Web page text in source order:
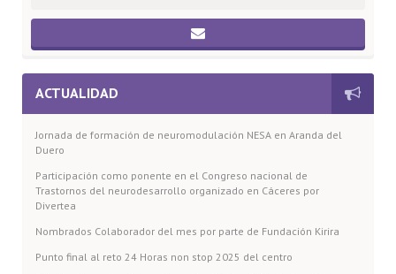
ACTUALIDAD
Jornada de formación de neuromodulación NESA en Aranda del
Duero
Participación como ponente en el Congreso nacional de
Trastornos del neurodesarrollo organizado en Cáceres por
Divertea
Nombrados Colaborador del mes por parte de Fundación Kirira
Punto final al reto 24 Horas non stop 2025 del centro